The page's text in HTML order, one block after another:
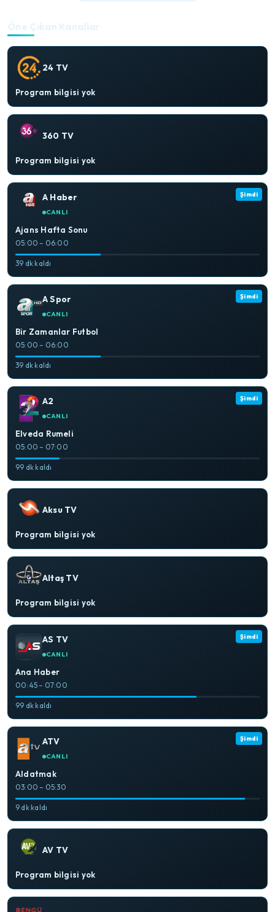
Öne Çıkan Kanallar
24 TV
Program bilgisi yok
360 TV
Program bilgisi yok
Şimdi
A Haber
CANLI
Ajans Hafta Sonu
05:00 – 06:00
39 dk kaldı
Şimdi
A Spor
CANLI
Bir Zamanlar Futbol
05:00 – 06:00
39 dk kaldı
Şimdi
A2
CANLI
Elveda Rumeli
05:00 – 07:00
99 dk kaldı
Aksu TV
Program bilgisi yok
Altaş TV
Program bilgisi yok
Şimdi
AS TV
CANLI
Ana Haber
00:45 – 07:00
99 dk kaldı
Şimdi
ATV
CANLI
Aldatmak
03:00 – 05:30
9 dk kaldı
AV TV
Program bilgisi yok